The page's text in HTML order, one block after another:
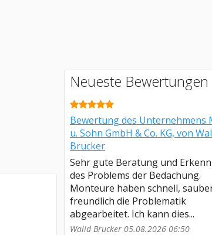
Neueste Bewertungen
Bewertung des Unternehmens
u. Sohn GmbH & Co. KG, von
Brucker
Sehr gute Beratung und
des Problems der Bedachung.
Monteure haben schnell,
freundlich die Problematik
abgearbeitet. Ich kann dies...
Walid Brucker 05.08.2026 06:50